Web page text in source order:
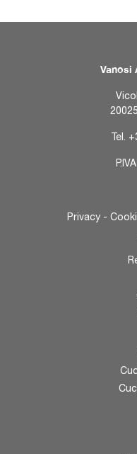
Vanosi
Tel.
Privacy -